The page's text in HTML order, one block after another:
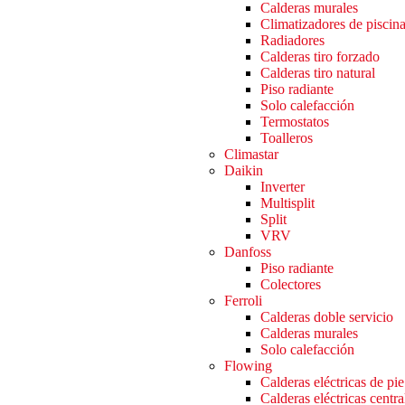
Calderas murales
Climatizadores de piscina
Radiadores
Calderas tiro forzado
Calderas tiro natural
Piso radiante
Solo calefacción
Termostatos
Toalleros
Climastar
Daikin
Inverter
Multisplit
Split
VRV
Danfoss
Piso radiante
Colectores
Ferroli
Calderas doble servicio
Calderas murales
Solo calefacción
Flowing
Calderas eléctricas de pie
Calderas eléctricas